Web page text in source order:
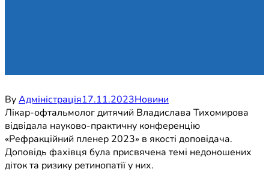
ByАдміністрація17.11.2023Новини
Лікар-офтальмолог дитячий Владислава Тихомирова
відвідала науково-практичну конференцію
«Рефракційний пленер 2023» в якості доповідача.
Доповідь фахівця була присвячена темі недоношених
діток та ризику ретинопатії у них.